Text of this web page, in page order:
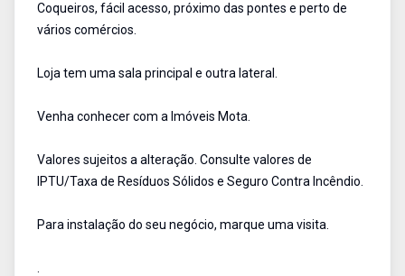
Coqueiros, fácil acesso, próximo das pontes e perto de
vários comércios.
Loja tem uma sala principal e outra lateral.
Venha conhecer com a Imóveis Mota.
Valores sujeitos a alteração. Consulte valores de
IPTU/Taxa de Resíduos Sólidos e Seguro Contra Incêndio.
Para instalação do seu negócio, marque uma visita.